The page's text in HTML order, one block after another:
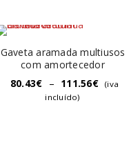
Gaveta aramada multiusos
com amortecedor
80.43€ – 111.56€
(iva
incluído)